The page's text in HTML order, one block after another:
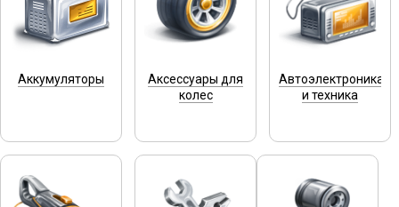
Аккумуляторы
Аксессуары для
колес
Автоэлектроника
и техника